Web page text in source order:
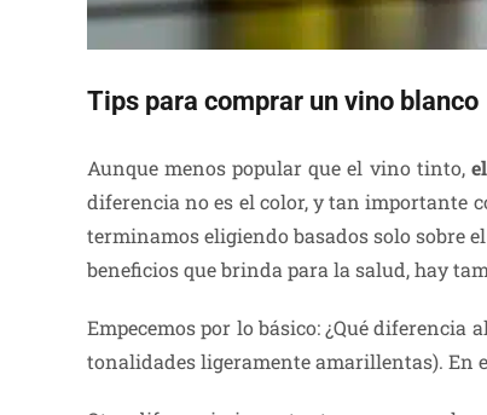
Tips para comprar un vino blanco
Aunque menos popular que el vino tinto,
diferencia no es el color, y tan importante
terminamos eligiendo basados solo sobre
beneficios que brinda para la salud, hay
Empecemos por lo básico: ¿Qué
tonalidades ligeramente amarillentas). En